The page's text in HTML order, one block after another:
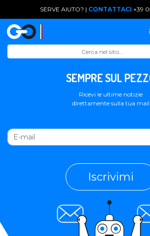
SERVE AIUTO? | CONTATTACI +39
SEMPRE SUL
Ricevi le ultime notizie
direttamente sulla tua mail
Iscrivimi